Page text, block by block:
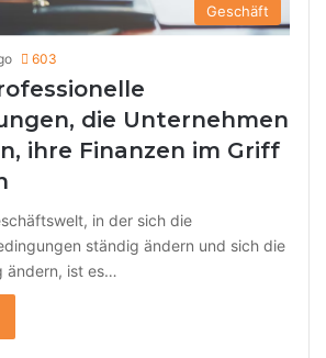
Geschäft
603
die Unternehmen
ihre Finanzen im Griff
in der sich die
ständig ändern und sich die
ändern, ist es…